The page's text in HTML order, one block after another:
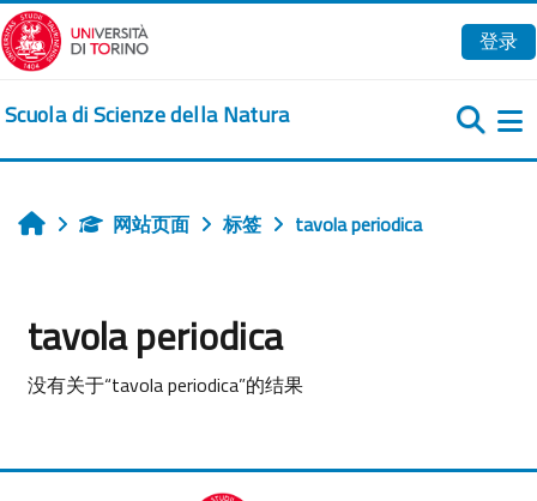
跳到主要内容
登录
Scuola di Scienze della Natura
首页 网站页面 标签 tavola periodica
tavola periodica
没有关于“tavola periodica”的结果